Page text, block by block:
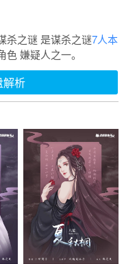
杀之谜 是谋杀之谜7人本
嫌疑人之一。
解析